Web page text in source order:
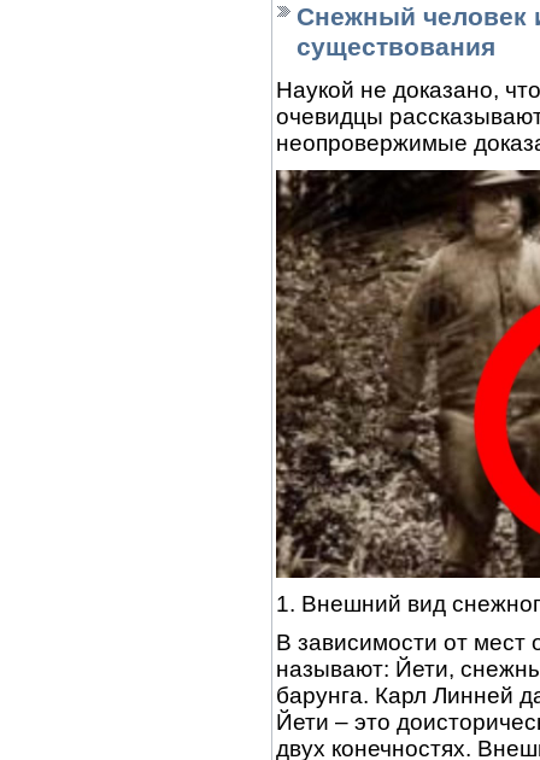
Снежный человек
существования
Наукой не доказано,
очевидцы
неопровержимые
1. Внешний вид
В зависимости от мест
называют: Йети,
барунга. Карл Линней
Йети – это
двух конечностях.